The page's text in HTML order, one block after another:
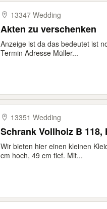
13347 Wedding
Akten zu verschenken
Anzeige ist da das bedeutet ist
Termin Adresse Müller...
13351 Wedding
Schrank Vollholz B 118,
Wir bieten hier einen kleinen
cm hoch, 49 cm tief. Mit...